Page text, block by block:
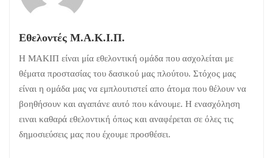
Εθελοντές Μ.Α.Κ.Ι.Π.
Η ΜΑΚΙΠ είναι μία εθελοντική ομάδα που ασχολείται με
θέματα προστασίας του δασικού μας πλούτου. Στόχος μας
είναι η ομάδα μας να εμπλουτιστεί απο άτομα που θέλουν να
βοηθήσουν και αγαπάνε αυτό που κάνουμε. Η ενασχόληση
ειναι καθαρά εθελοντική όπως και αναφέρεται σε όλες τις
δημοσιεύσεις μας που έχουμε προσθέσει.